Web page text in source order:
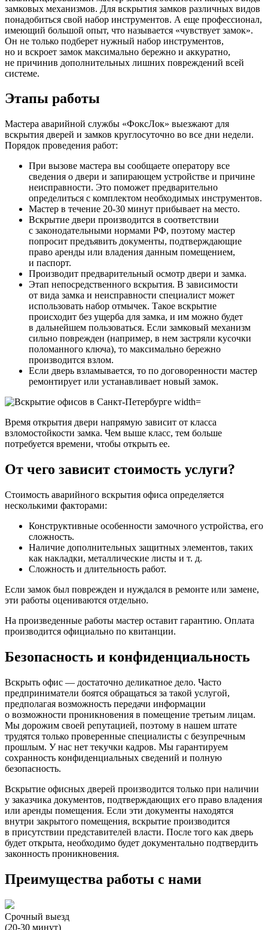
замковых механизмов. Для вскрытия замков различных видов
понадобиться свой набор инструментов. А еще профессионал,
имеющий большой опыт, что называется «чувствует замок».
Он не только подберет нужный набор инструментов,
но и вскроет замок максимально бережно и аккуратно,
не причинив дополнительных лишних повреждений всей
системе.
Этапы работы
Мастера аварийной службы «ФоксЛок» выезжают для
вскрытия дверей и замков круглосуточно во все дни недели.
Порядок проведения работ:
При вызове мастера вы сообщаете оператору все
сведения о двери и запирающем устройстве и причине
неисправности. Это поможет предварительно
определиться с комплектом необходимых инструментов.
Мастер в течение 20-30 минут прибывает на место.
Вскрытие двери производится в соответствии
с законодательными нормами РФ, поэтому мастер
попросит предъявить документы, подтверждающие
право аренды или владения данным помещением,
и паспорт.
Производит предварительный осмотр двери и замка.
Этап непосредственного вскрытия. В зависимости
от вида замка и неисправности специалист может
использовать набор отмычек. Такое вскрытие
происходит без ущерба для замка, и им можно будет
в дальнейшем пользоваться. Если замковый механизм
сильно поврежден (например, в нем застряли кусочки
поломанного ключа), то максимально бережно
производится взлом.
Если дверь взламывается, то по договоренности мастер
ремонтирует или устанавливает новый замок.
Время открытия двери напрямую зависит от класса
взломостойкости замка. Чем выше класс, тем больше
потребуется времени, чтобы открыть ее.
От чего зависит стоимость услуги?
Стоимость аварийного вскрытия офиса определяется
несколькими факторами:
Конструктивные особенности замочного устройства, его
сложность.
Наличие дополнительных защитных элементов, таких
как накладки, металлические листы и т. д.
Сложность и длительность работ.
Если замок был поврежден и нуждался в ремонте или замене,
эти работы оцениваются отдельно.
На произведенные работы мастер оставит гарантию. Оплата
производится официально по квитанции.
Безопасность и конфиденциальность
Вскрыть офис — достаточно деликатное дело. Часто
предприниматели боятся обращаться за такой услугой,
предполагая возможность передачи информации
о возможности проникновения в помещение третьим лицам.
Мы дорожим своей репутацией, поэтому в нашем штате
трудятся только проверенные специалисты с безупречным
прошлым. У нас нет текучки кадров. Мы гарантируем
сохранность конфиденциальных сведений и полную
безопасность.
Вскрытие офисных дверей производится только при наличии
у заказчика документов, подтверждающих его право владения
или аренды помещения. Если эти документы находятся
внутри закрытого помещения, вскрытие производится
в присутствии представителей власти. После того как дверь
будет открыта, необходимо будет документально подтвердить
законность проникновения.
Преимущества работы с нами
Срочный выезд
(20-30 минут)